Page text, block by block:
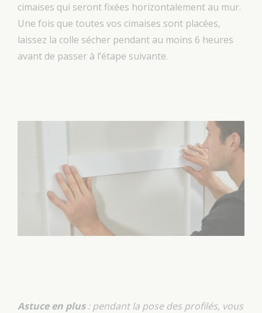
cimaises qui seront fixées horizontalement au mur.
Une fois que toutes vos cimaises sont placées,
laissez la colle sécher pendant au moins 6 heures
avant de passer à l’étape suivante.
Astuce en plus: pendant la pose des profilés, vous